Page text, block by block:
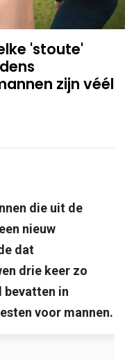
'stoute'
zijn véél
die uit de
nieuw
dat
drie keer zo
bevatten in
voor mannen.